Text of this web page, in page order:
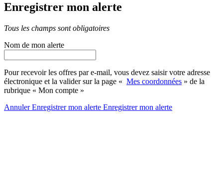
Enregistrer mon alerte
Tous les champs sont obligatoires
Nom de mon alerte
Pour recevoir les offres par e-mail, vous devez saisir votre adresse
électronique et la valider sur la page « Mes coordonnées » de la
rubrique « Mon compte »
AnnulerEnregistrer mon alerte Enregistrermon alerte